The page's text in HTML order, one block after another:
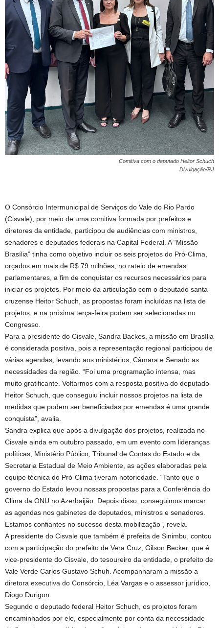
Comitiva com o deputado Heitor Schuch
Divulgação/RJ
O Consórcio Intermunicipal de Serviços do Vale do Rio Pardo
(Cisvale), por meio de uma comitiva formada por prefeitos e
diretores da entidade, participou de audiências com ministros,
senadores e deputados federais na Capital Federal. A “Missão
Brasília” tinha como objetivo incluir os seis projetos do Pró-Clima,
orçados em mais de R$ 79 milhões, no rateio de emendas
parlamentares, a fim de conquistar os recursos necessários para
iniciar os projetos. Por meio da articulação com o deputado santa-
cruzense Heitor Schuch, as propostas foram incluídas na lista de
projetos, e na próxima terça-feira podem ser selecionadas no
Congresso.
Para a presidente do Cisvale, Sandra Backes, a missão em Brasília
é considerada positiva, pois a representação regional participou de
várias agendas, levando aos ministérios, Câmara e Senado as
necessidades da região. “Foi uma programação intensa, mas
muito gratificante. Voltarmos com a resposta positiva do deputado
Heitor Schuch, que conseguiu incluir nossos projetos na lista de
medidas que podem ser beneficiadas por emendas é uma grande
conquista”, avalia.
Sandra explica que após a divulgação dos projetos, realizada no
Cisvale ainda em outubro passado, em um evento com lideranças
políticas, Ministério Público, Tribunal de Contas do Estado e da
Secretaria Estadual de Meio Ambiente, as ações elaboradas pela
equipe técnica do Pró-Clima tiveram notoriedade. “Tanto que o
governo do Estado levou nossas propostas para a Conferência do
Clima da ONU no Azerbaijão. Depois disso, conseguimos marcar
as agendas nos gabinetes de deputados, ministros e senadores.
Estamos confiantes no sucesso desta mobilização”, revela.
A presidente do Cisvale que também é prefeita de Sinimbu, contou
com a participação do prefeito de Vera Cruz, Gilson Becker, que é
vice-presidente do Cisvale, do tesoureiro da entidade, o prefeito de
Vale Verde Carlos Gustavo Schuh. Acompanharam a missão a
diretora executiva do Consórcio, Léa Vargas e o assessor jurídico,
Diogo Durigon.
Segundo o deputado federal Heitor Schuch, os projetos foram
encaminhados por ele, especialmente por conta da necessidade